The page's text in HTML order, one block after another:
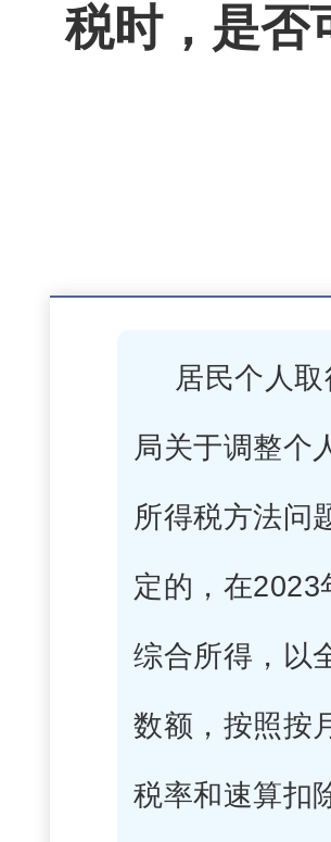
税时，是否
居民个人
局关于调整个
所得税方法问
定的，在
综合所得，以
数额，按照按
税率和速算扣